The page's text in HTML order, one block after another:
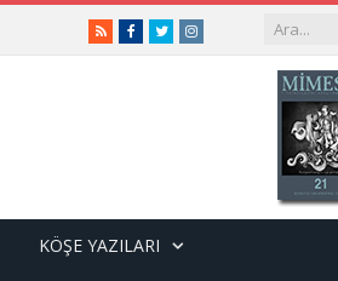
RSSFacebook
TwitterInstagram
KÖŞE YAZILARI